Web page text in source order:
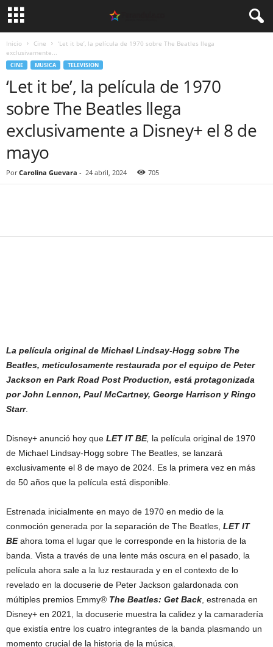
Inicio Cine
‘Let it be’, la película de 1970 sobre The Beatles llega
exclusivamente...
CINE MUSICA TELEVISION
‘Let it be’, la película de 1970
sobre The Beatles llega
exclusivamente a Disney+ el 8 de
mayo
Por Carolina Guevara - 24 abril, 2024 705
La película original de Michael Lindsay-Hogg sobre The
Beatles, meticulosamente restaurada por el equipo de Peter
Jackson en Park Road Post Production, está protagonizada
por John Lennon, Paul McCartney, George Harrison y Ringo
Starr.
Disney+ anunció hoy que LET IT BE, la película original de 1970
de Michael Lindsay-Hogg sobre The Beatles, se lanzará
exclusivamente el 8 de mayo de 2024. Es la primera vez en más
de 50 años que la película está disponible.
Estrenada inicialmente en mayo de 1970 en medio de la
conmoción generada por la separación de The Beatles, LET IT
BEahora toma el lugar que le corresponde en la historia de la
banda. Vista a través de una lente más oscura en el pasado, la
película ahora sale a la luz restaurada y en el contexto de lo
revelado en la docuserie de Peter Jackson galardonada con
múltiples premios Emmy® The Beatles: Get Back , estrenada en
Disney+ en 2021, la docuserie muestra la calidez y la camaradería
que existía entre los cuatro integrantes de la banda plasmando un
momento crucial de la historia de la música.